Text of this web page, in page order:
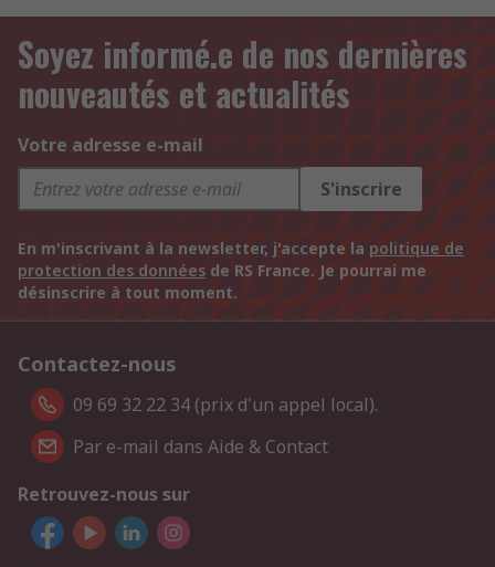
Soyez informé.e de nos dernières
nouveautés et actualités
Votre adresse e-mail
S'inscrire
En m'inscrivant à la newsletter, j'accepte la politique de
protection des données de RS France. Je pourrai me
désinscrire à tout moment.
Contactez-nous
09 69 32 22 34 (prix d'un appel local).
Par e-mail dans Aide & Contact
Retrouvez-nous sur